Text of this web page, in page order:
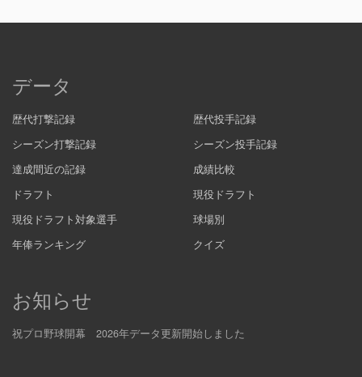
データ
歴代打撃記録
歴代投手記録
シーズン打撃記録
シーズン投手記録
達成間近の記録
成績比較
ドラフト
現役ドラフト
現役ドラフト対象選手
球場別
年俸ランキング
クイズ
お知らせ
祝プロ野球開幕 2026年データ更新開始しました